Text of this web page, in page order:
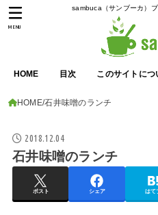
sambuca（サンブーカ）
HOME 目次 このサイトにつ
MENU
HOME 石井味噌のランチ
2018.12.04
石井味噌のランチ
ポスト シェア はて